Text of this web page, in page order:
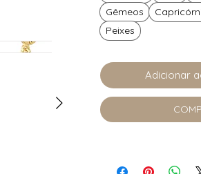
Peça banhada a
com materiais
hipoalergênica.
diâmetro.
Escolha o pingente
Peça linda, delicada
para dia dia ou
Gêmeos
Peixes
Adicionar